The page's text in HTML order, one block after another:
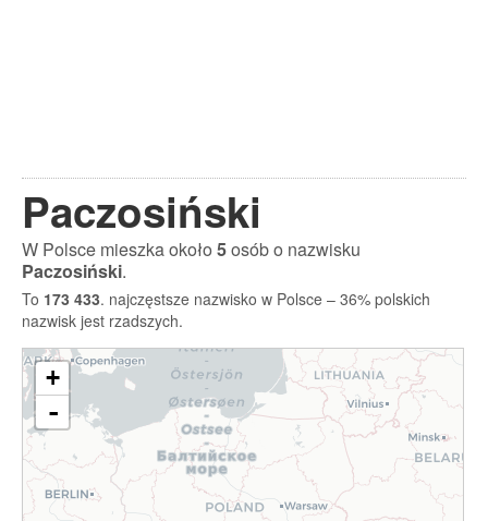
Paczosiński
W Polsce mieszka około5osób o nazwisku
Paczosiński.
To 173 433. najczęstsze nazwisko w Polsce – 36% polskich
nazwisk jest rzadszych.
+
-